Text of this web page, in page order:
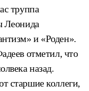
труппа
Леонида
и «Роден».
отметил, что
назад.
старшие коллеги,